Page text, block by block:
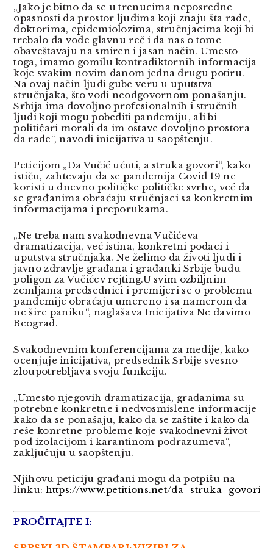
„Jako je bitno da se u trenucima neposredne
opasnosti da prostor ljudima koji znaju šta rade,
doktorima, epidemiolozima, stručnjacima koji bi
trebalo da vode glavnu reč i da nas o tome
obaveštavaju na smiren i jasan način. Umesto
toga, imamo gomilu kontradiktornih informacija
koje svakim novim danom jedna drugu potiru.
Na ovaj način ljudi gube veru u uputstva
stručnjaka, što vodi neodgovornom ponašanju.
Srbija ima dovoljno profesionalnih i stručnih
ljudi koji mogu pobediti pandemiju, ali bi
političari morali da im ostave dovoljno prostora
da rade“, navodi inicijativa u saopštenju.
Peticijom „Da Vučić ućuti, a struka govori“, kako
ističu, zahtevaju da se pandemija Covid 19 ne
koristi u dnevno političke političke svrhe, već da
se građanima obraćaju stručnjaci sa konkretnim
informacijama i preporukama.
„Ne treba nam svakodnevna Vučićeva
dramatizacija, već istina, konkretni podaci i
uputstva stručnjaka. Ne želimo da životi ljudi i
javno zdravlje građana i građanki Srbije budu
poligon za Vučićev rejting.U svim ozbiljnim
zemljama predsednici i premijeri se o problemu
pandemije obraćaju umereno i sa namerom da
ne šire paniku“, naglašava Inicijativa Ne davimo
Beograd.
Svakodnevnim konferencijama za medije, kako
ocenjuje inicijativa, predsednik Srbije svesno
zloupotrebljava svoju funkciju.
„Umesto njegovih dramatizacija, građanima su
potrebne konkretne i nedvosmislene informacije
kako da se ponašaju, kako da se zaštite i kako da
reše konretne probleme koje svakodnevni život
pod izolacijom i karantinom podrazumeva“,
zaključuju u saopštenju.
Njihovu peticiju građani mogu da potpišu na
linku: https://www.petitions.net/da_struka_govori
PROČITAJTE I: